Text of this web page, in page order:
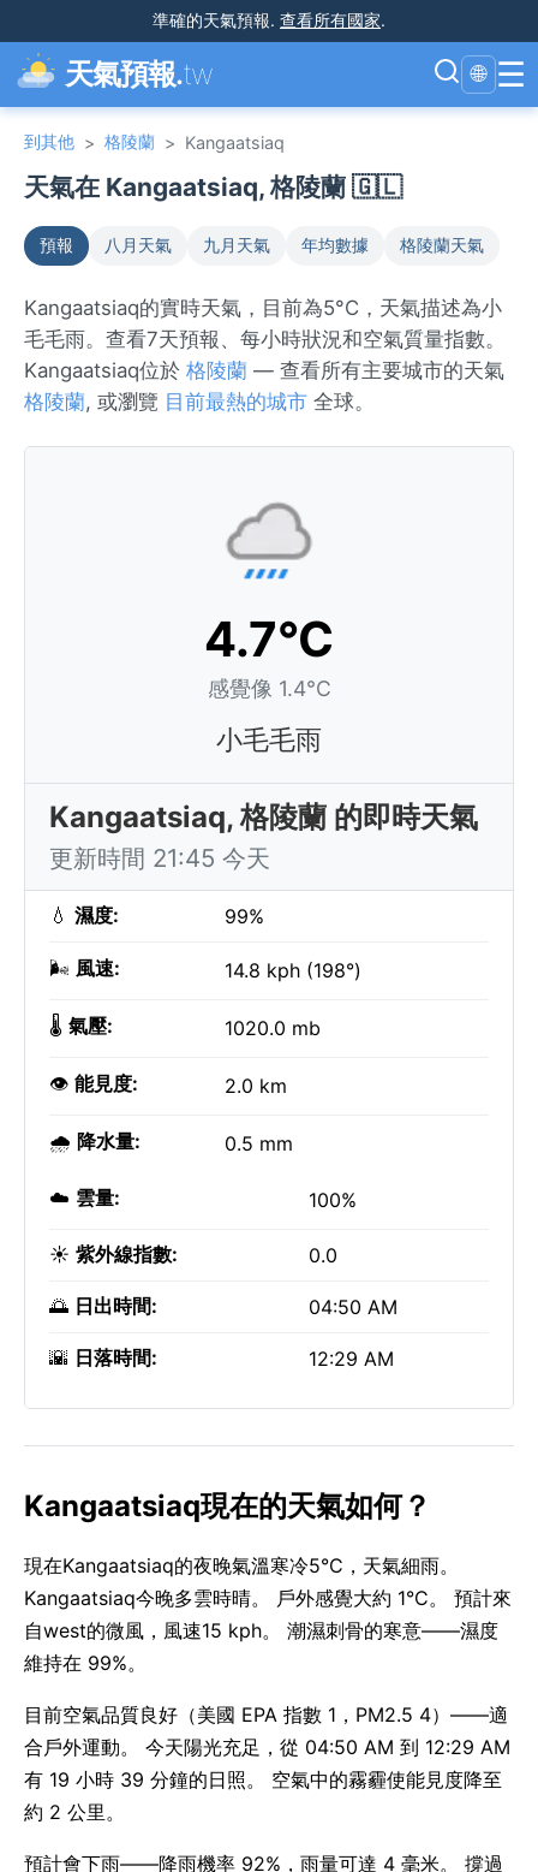
準確的天氣預報. 查看所有國家.
天氣預報.tw 🌐 ☰
到其他 > 格陵蘭 > Kangaatsiaq
天氣在 Kangaatsiaq, 格陵蘭 🇬🇱
預報 八月天氣 九月天氣 年均數據 格陵蘭天氣
Kangaatsiaq的實時天氣，目前為5°C，天氣描述為小
毛毛雨。查看7天預報、每小時狀況和空氣質量指數。
Kangaatsiaq位於 格陵蘭 — 查看所有主要城市的天氣
格陵蘭, 或瀏覽 目前最熱的城市 全球。
4.7°C
感覺像 1.4°C
小毛毛雨
Kangaatsiaq, 格陵蘭 的即時天氣
更新時間 21:45 今天
💧 濕度: 99%
🌬️ 風速: 14.8 kph (198°)
🌡️ 氣壓: 1020.0 mb
👁️ 能見度: 2.0 km
🌧️ 降水量: 0.5 mm
☁️ 雲量: 100%
☀️ 紫外線指數: 0.0
🌅 日出時間: 04:50 AM
🌇 日落時間: 12:29 AM
Kangaatsiaq現在的天氣如何？
現在Kangaatsiaq的夜晚氣溫寒冷5°C，天氣細雨。
Kangaatsiaq今晚多雲時晴。 戶外感覺大約 1°C。 預計來
自west的微風，風速15 kph。 潮濕刺骨的寒意——濕度
維持在 99%。
目前空氣品質良好（美國 EPA 指數 1，PM2.5 4）——適
合戶外運動。 今天陽光充足，從 04:50 AM 到 12:29 AM
有 19 小時 39 分鐘的日照。 空氣中的霧霾使能見度降至
約 2 公里。
預計會下雨——降雨機率 92%，雨量可達 4 毫米。 撐過